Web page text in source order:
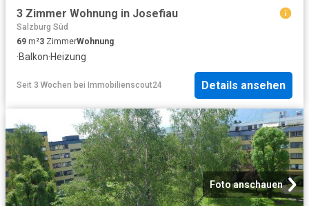
3 Zimmer Wohnung in Josefiau
Salzburg Süd
69 m²3 ZimmerWohnung
·Balkon·Heizung
Seit 3 Wochen bei Immobilienscout24 Details ansehen
Foto anschauen